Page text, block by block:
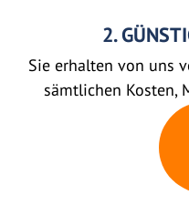
2.
Sie erhalten von uns
sämtlichen Kosten,